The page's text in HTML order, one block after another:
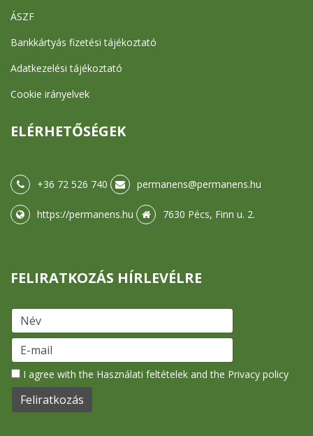
ÁSZF
Bankkártyás fizetési tájékoztató
Adatkezelési tájékoztató
Cookie irányelvek
ELÉRHETŐSÉGEK
+36 72 526 740 permanens@permanens.hu
https://permanens.hu 7630 Pécs, Finn u. 2.
FELIRATKOZÁS HÍRLEVÉLRE
I agree with the Használati feltételek and the Privacy policy